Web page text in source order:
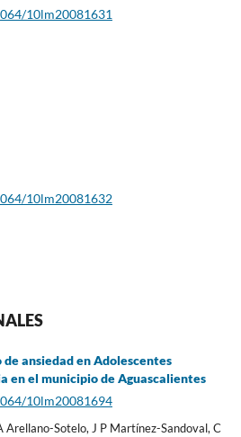
10lm20081631
10lm20081632
ansiedad en Adolescentes
en el municipio de Aguascalientes
10lm20081694
Arellano-Sotelo, J P Martínez-Sandoval, C